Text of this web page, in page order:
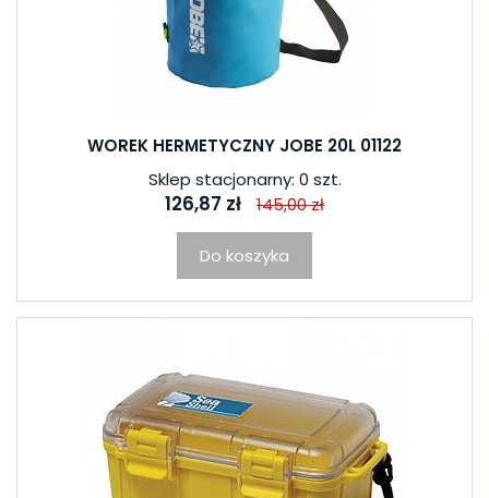
WOREK HERMETYCZNY JOBE 20L 01122
Sklep stacjonarny: 0 szt.
126,87 zł 145,00 zł
Do koszyka